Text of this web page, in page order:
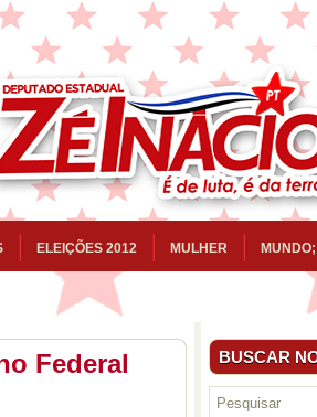
ELEIÇÕES 2012 MULHER
Federal
BUSCAR